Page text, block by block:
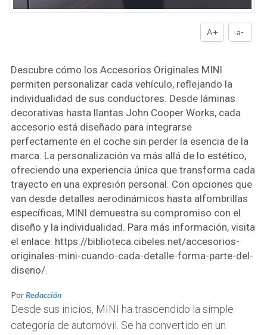
A+ a-
Descubre cómo los Accesorios Originales MINI
permiten personalizar cada vehículo, reflejando la
individualidad de sus conductores. Desde láminas
decorativas hasta llantas John Cooper Works, cada
accesorio está diseñado para integrarse
perfectamente en el coche sin perder la esencia de la
marca. La personalización va más allá de lo estético,
ofreciendo una experiencia única que transforma cada
trayecto en una expresión personal. Con opciones que
van desde detalles aerodinámicos hasta alfombrillas
específicas, MINI demuestra su compromiso con el
diseño y la individualidad. Para más información, visita
el enlace: https://biblioteca.cibeles.net/accesorios-
originales-mini-cuando-cada-detalle-forma-parte-del-
diseno/.
PorRedacción
Desde sus inicios, MINI ha trascendido la simple
categoría de automóvil. Se ha convertido en un